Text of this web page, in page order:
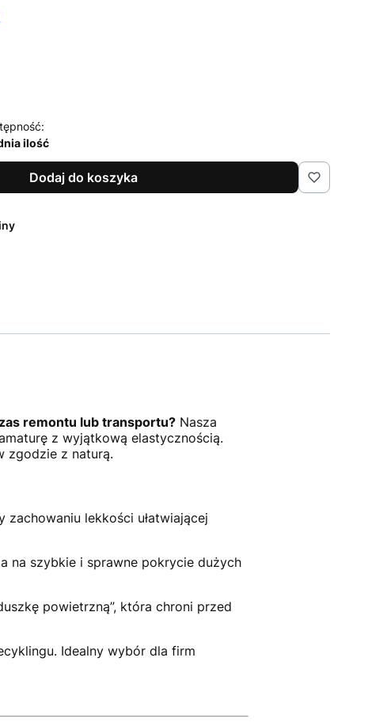
ilość
Dodaj do koszyka
remontu lub transportu?Nasza
z wyjątkową elastycznością.
zgodzie z naturą.
lekkości ułatwiającej
na szybkie i sprawne pokrycie dużych
powietrzną”, która chroni przed
Idealny wybór dla firm